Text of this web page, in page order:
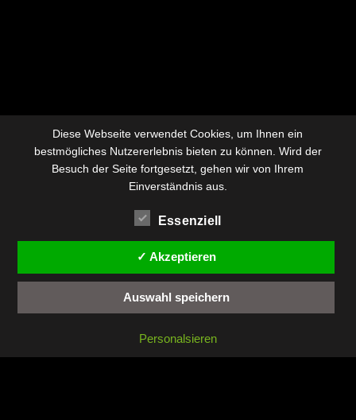
Diese Webseite verwendet Cookies, um Ihnen ein
bestmögliches Nutzererlebnis bieten zu können. Wird der
Besuch der Seite fortgesetzt, gehen wir von Ihrem
Einverständnis aus.
Essenziell
✓ Akzeptieren
Auswahl speichern
Personalsieren